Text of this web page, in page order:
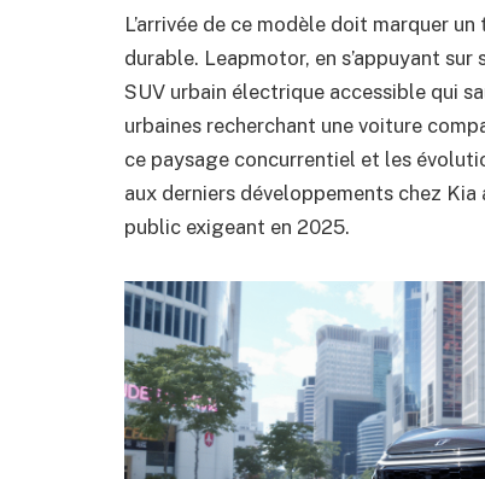
L’arrivée de ce modèle doit marquer
durable. Leapmotor, en s’appuyant
SUV urbain électrique accessible qui
urbaines recherchant une voiture
ce paysage concurrentiel et les
aux derniers développements chez Kia
public exigeant en 2025.